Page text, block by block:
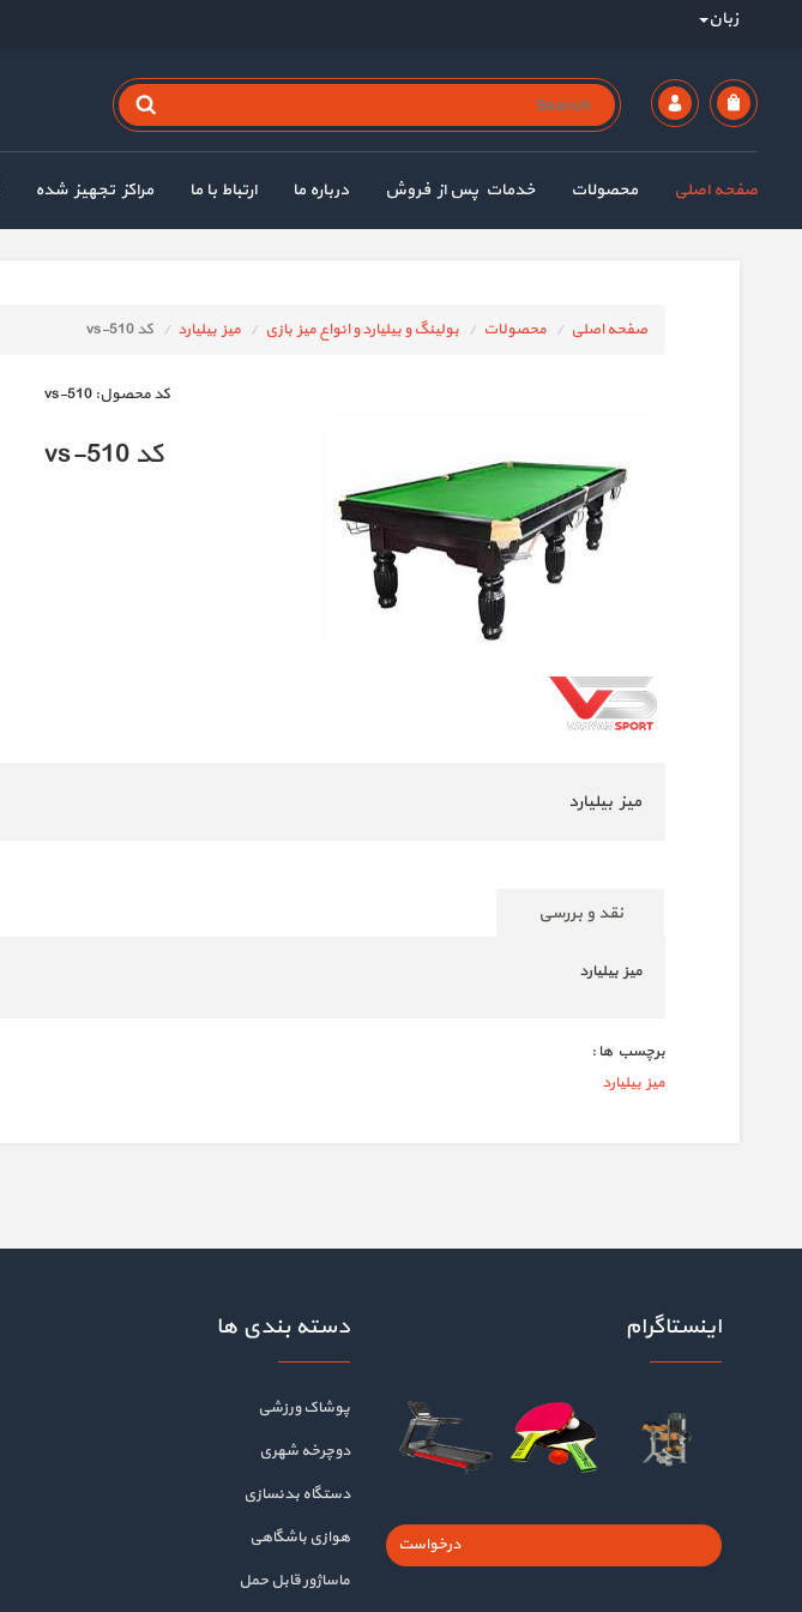
زبان
صفحه اصلی محصولات خدمات پس از فروش درباره ما ارتباط با ما مراکز تجهیز شده
صفحه اصلی محصولات بولینگ و بیلیارد و انواع میز بازی میز بیلیارد کد vs-510
كد محصول: vs-510
کد vs-510
میز بیلیارد
نقد و بررسی
میز بیلیارد
برچسب ها :
میز بیلیارد
اینستاگرام
درخواست
دسته بندی ها
پوشاک ورزشی
دوچرخه شهری
دستگاه بدنسازی
هوازی باشگاهی
ماساژور قابل حمل